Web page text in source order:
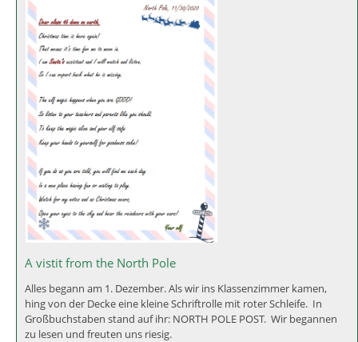
A vistit from the North Pole
Alles begann am 1. Dezember. Als wir ins Klassenzimmer kamen,
hing von der Decke eine kleine Schriftrolle mit roter Schleife. In
Großbuchstaben stand auf ihr: NORTH POLE POST. Wir begannen
zu lesen und freuten uns riesig.